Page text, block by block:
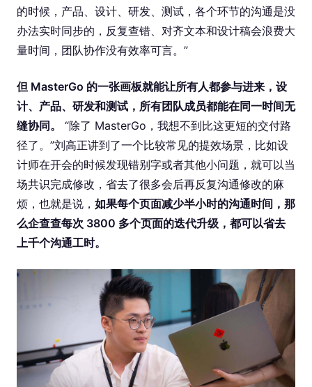
的时候，产品、设计、研发、测试，各个环节的沟通是没
办法实时同步的，反复查错、对齐文本和设计稿会浪费大
量时间，团队协作没有效率可言。”
但 MasterGo 的一张画板就能让所有人都参与进来，设
计、产品、研发和测试，所有团队成员都能在同一时间无
缝协同。
“除了 MasterGo，我想不到比这更短的交付路
径了。”刘高正讲到了一个比较常见的提效场景，比如设
计师在开会的时候发现错别字或者其他小问题，就可以当
场共识完成修改，省去了很多会后再反复沟通修改的麻
烦，也就是说， 如果每个页面减少半小时的沟通时间，那
么企查查每次 3800 多个页面的迭代升级，都可以省去
上千个沟通工时。